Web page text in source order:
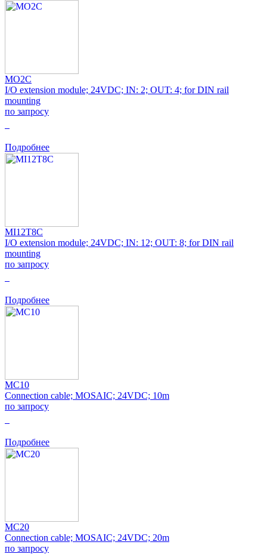
MO2C
I/O extension module; 24VDC; IN: 2; OUT: 4; for DIN rail
mounting
по запросу
Подробнее
MI12T8C
I/O extension module; 24VDC; IN: 12; OUT: 8; for DIN rail
mounting
по запросу
Подробнее
MC10
Connection cable; MOSAIC; 24VDC; 10m
по запросу
Подробнее
MC20
Connection cable; MOSAIC; 24VDC; 20m
по запросу